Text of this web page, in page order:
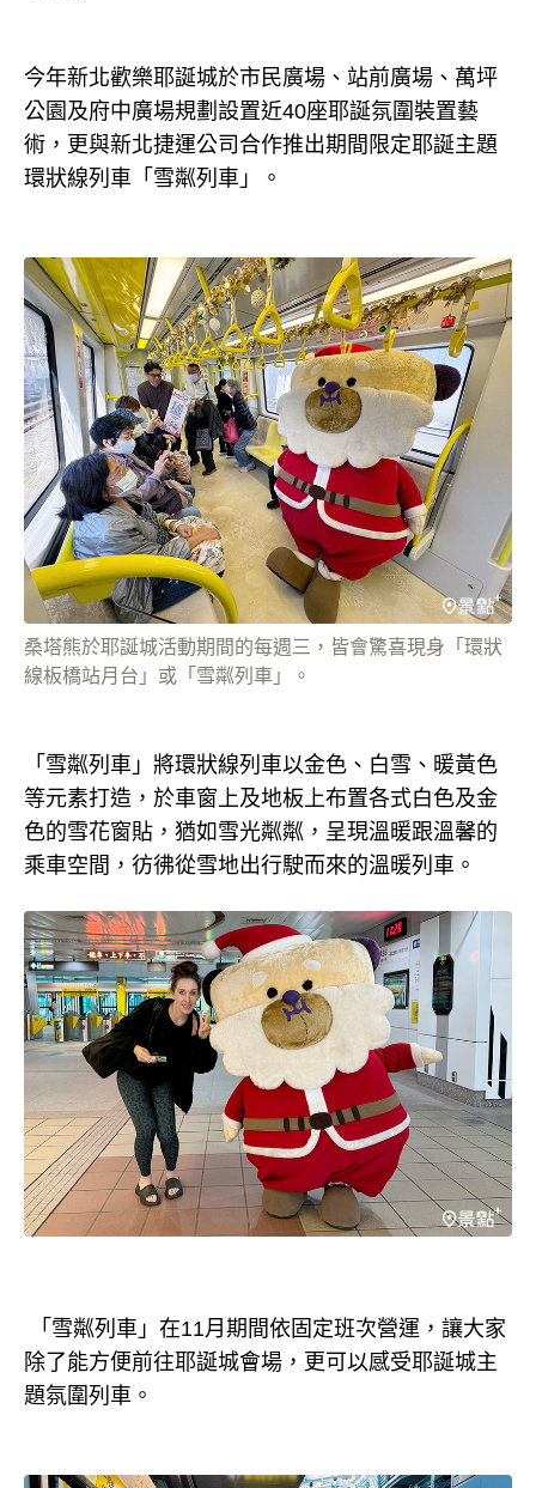
今年新北歡樂耶誕城於市民廣場、站前廣場、萬坪
公園及府中廣場規劃設置近40座耶誕氛圍裝置藝
術，更與新北捷運公司合作推出期間限定耶誕主題
環狀線列車「雪粼列車」。
桑塔熊於耶誕城活動期間的每週三，皆會驚喜現身「環狀
線板橋站月台」或「雪粼列車」。
「雪粼列車」將環狀線列車以金色、白雪、暖黃色
等元素打造，於車窗上及地板上布置各式白色及金
色的雪花窗貼，猶如雪光粼粼，呈現溫暖跟溫馨的
乘車空間，彷彿從雪地出行駛而來的溫暖列車。
「雪粼列車」在11月期間依固定班次營運，讓大家
除了能方便前往耶誕城會場，更可以感受耶誕城主
題氛圍列車。